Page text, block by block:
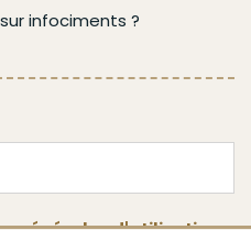
infociments ?